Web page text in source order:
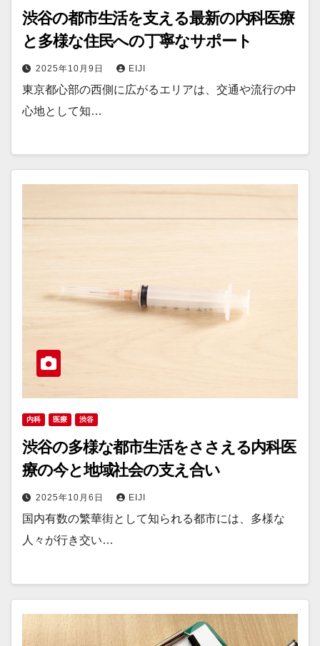
渋谷の都市生活を支える最新の内科医療
と多様な住民への丁寧なサポート
2025年10月9日 EIJI
東京都心部の西側に広がるエリアは、交通や流行の中
心地として知…
内科 医療 渋谷
渋谷の多様な都市生活をささえる内科医
療の今と地域社会の支え合い
2025年10月6日 EIJI
国内有数の繁華街として知られる都市には、多様な
人々が行き交い…